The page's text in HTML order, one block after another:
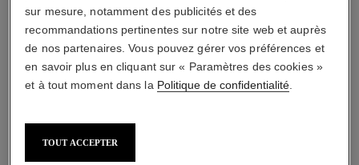
L'ACCORD PARFAIT
sur mesure, notamment des publicités et des
recommandations pertinentes sur notre site web et auprès
de nos partenaires. Vous pouvez gérer vos préférences et
en savoir plus en cliquant sur « Paramètres des cookies »
et à tout moment dans la Politique de confidentialité.
TOUT ACCEPTER